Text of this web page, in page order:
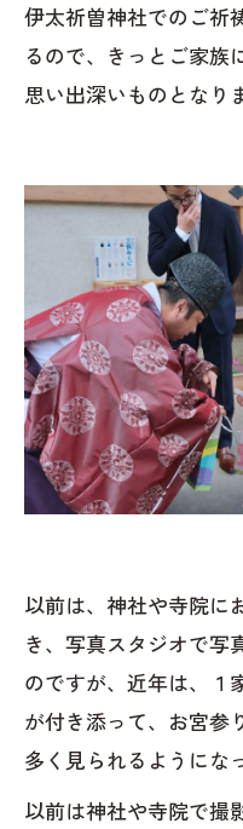
伊太祈曽神社でのご祈
るので、きっとご家族
思い出深いものとなり
以前は、神社や寺院に
き、写真スタジオで写
のですが、近年は、１
が付き添って、お宮参
多く見られるようにな
以前は神社や寺院で撮